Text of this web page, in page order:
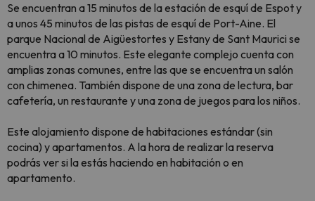
Se encuentran a 15 minutos de la estación de esquí de Espot y
a unos 45 minutos de las pistas de esquí de Port-Aine. El
parque Nacional de Aigüestortes y Estany de Sant Maurici se
encuentra a 10 minutos. Este elegante complejo cuenta con
amplias zonas comunes, entre las que se encuentra un salón
con chimenea. También dispone de una zona de lectura, bar
cafetería, un restaurante y una zona de juegos para los niños.
Este alojamiento dispone de habitaciones estándar (sin
cocina) y apartamentos. A la hora de realizar la reserva
podrás ver si la estás haciendo en habitación o en
apartamento.